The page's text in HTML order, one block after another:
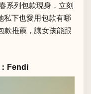
系列包款現身，立刻
私下也愛用包款有哪
款推薦，讓女孩能跟
Fendi